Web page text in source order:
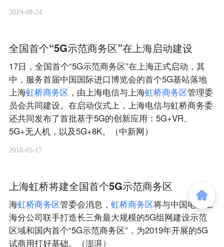
2019-08-24
全国首个“5G示范商务区”在上海启动建设
17日，全国首个“5G示范商务区”在上海正式启动，其
中，服务首届中国国际进口博览会的首个5G基站落地
上海虹桥商务区 ，由上海电信与上海虹桥商务区管理委
员会共同建设。在启动仪式上，上海电信与虹桥商务委
还共同发布了首批基于5G的创新应用：5G+VR、
5G+无人机，以及5G+8K。（中新网）
2018-05-17
上海虹桥将建全国首个5G示范商务区
海虹桥商务区管委会消息， 虹桥商务区将与中国电信上
海分公司联手打造长三角最大规模的5G组网建设示范
区域和国内首个“5G示范商务区”，为2019年开展的5G
试商用打好基础。（澎湃）